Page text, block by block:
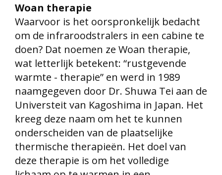
Woan therapie
Waarvoor is het oorspronkelijk bedacht
om de infraroodstralers in een cabine te
doen? Dat noemen ze Woan therapie,
wat letterlijk betekent: “rustgevende
warmte - therapie” en werd in 1989
naamgegeven door Dr. Shuwa Tei aan de
Universteit van Kagoshima in Japan. Het
kreeg deze naam om het te kunnen
onderscheiden van de plaatselijke
thermische therapieën. Het doel van
deze therapie is om het volledige